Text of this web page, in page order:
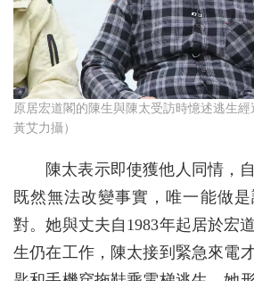
原居宏道閣的陳生與陳太受訪時憶述逃生
黃艾力攝）
陳太表示即使獲他人同情，
既然無法改變事實，唯一能做
對。她與丈夫自1983年起居於宏
生仍在工作，陳太接到緊急來電